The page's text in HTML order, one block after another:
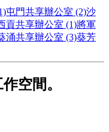
屯門共享辦公室 (2)沙
貢共享辦公室 (1)將軍
涌共享辦公室 (3)葵芳
空間。